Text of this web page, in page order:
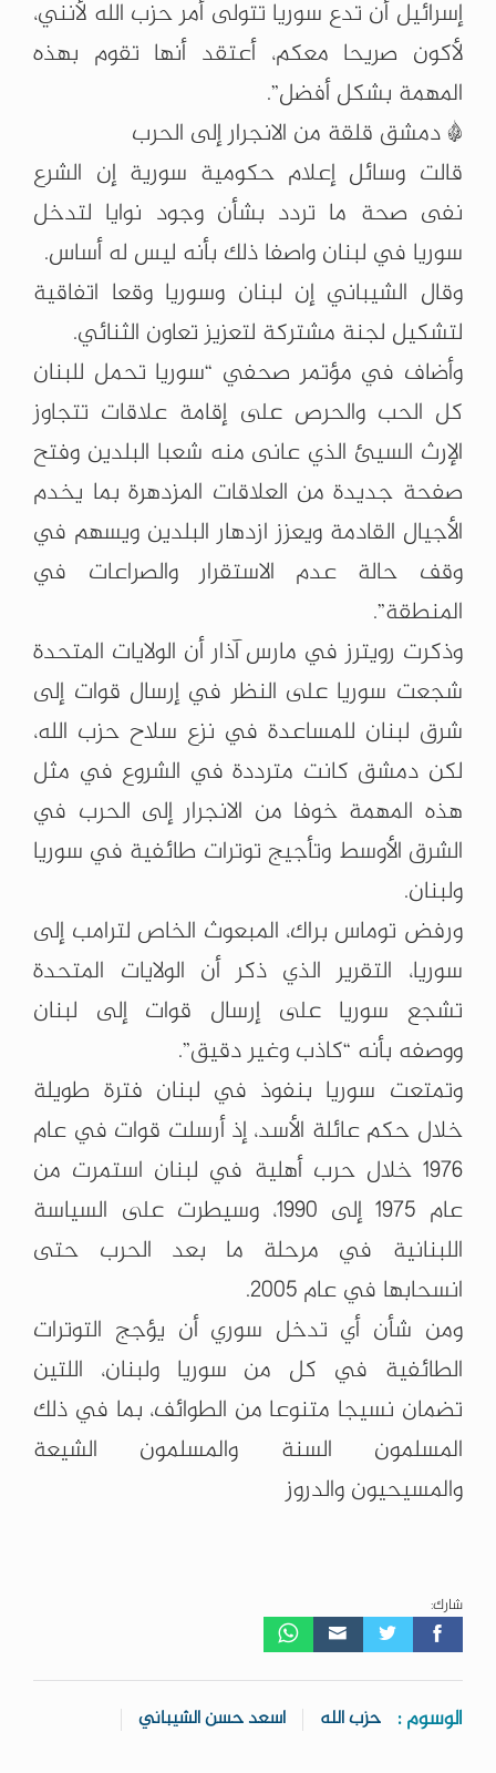
إسرائيل أن تدع سوريا تتولى أمر حزب الله لأنني،
لأكون صريحا معكم، أعتقد أنها تقوم بهذه
المهمة بشكل أفضل”.
* دمشق قلقة من الانجرار إلى الحرب
قالت وسائل إعلام حكومية سورية إن الشرع
نفى صحة ما تردد بشأن وجود نوايا لتدخل
سوريا في لبنان واصفا ذلك بأنه ليس له أساس.
وقال الشيباني إن لبنان وسوريا وقعا اتفاقية
لتشكيل لجنة مشتركة لتعزيز تعاون الثنائي.
وأضاف في مؤتمر صحفي “سوريا تحمل للبنان
كل الحب والحرص على إقامة علاقات تتجاوز
الإرث السيئ الذي عانى منه شعبا البلدين وفتح
صفحة جديدة من العلاقات المزدهرة بما يخدم
الأجيال القادمة ويعزز ازدهار البلدين ويسهم في
وقف حالة عدم الاستقرار والصراعات في
المنطقة”.
وذكرت رويترز في مارس آذار أن الولايات المتحدة
شجعت سوريا على النظر في إرسال قوات إلى
شرق لبنان للمساعدة في نزع سلاح حزب الله،
لكن دمشق كانت مترددة في الشروع في مثل
هذه المهمة خوفا من الانجرار إلى الحرب في
الشرق الأوسط وتأجيج توترات طائفية في سوريا
ولبنان.
ورفض توماس براك، المبعوث الخاص لترامب إلى
سوريا، التقرير الذي ذكر أن الولايات المتحدة
تشجع سوريا على إرسال قوات إلى لبنان
ووصفه بأنه “كاذب وغير دقيق”.
وتمتعت سوريا بنفوذ في لبنان فترة طويلة
خلال حكم عائلة الأسد، إذ أرسلت قوات في عام
1976 خلال حرب أهلية في لبنان استمرت من
عام 1975 إلى 1990، وسيطرت على السياسة
اللبنانية في مرحلة ما بعد الحرب حتى
انسحابها في عام 2005.
ومن شأن أي تدخل سوري أن يؤجج التوترات
الطائفية في كل من سوريا ولبنان، اللتين
تضمان نسيجا متنوعا من الطوائف، بما في ذلك
المسلمون السنة والمسلمون الشيعة
والمسيحيون والدروز
شارك:
الوسوم : حزب الله اسعد حسن الشيباني